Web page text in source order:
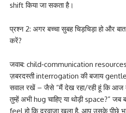
shift किया जा सकता है।
प्रश्न 2: अगर बच्चा सुबह चिड़चिड़ा हो और
करें?
जवाब: child‑communication
ज़बरदस्ती interrogation की बजाय
सवाल रखें – जैसे “मैं देख रहा/रही हूं कि आज
तुम्हें अभी hug चाहिए या थोड़ी space?”
feel हो कि दरवाज़ा खुला है, आप उसके पीछे